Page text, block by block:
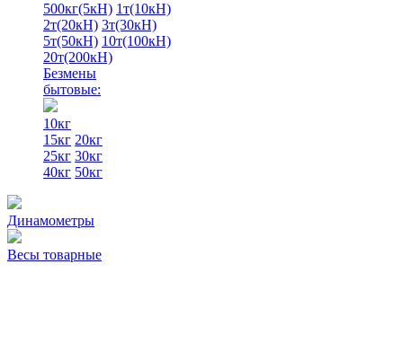
500кг(5кН) 1т(10кН)
2т(20кН) 3т(30кН)
5т(50кН) 10т(100кН)
20т(200кН)
Безмены
бытовые:
10кг
15кг 20кг
25кг 30кг
40кг 50кг
Динамометры
Весы товарные